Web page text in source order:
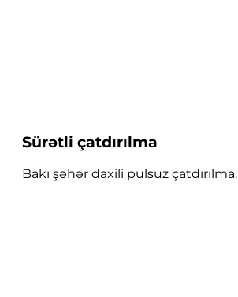
Sürətli çatdırılma
Bakı şəhər daxili pulsuz çatdırılma.